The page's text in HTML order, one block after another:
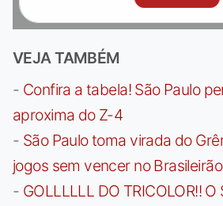
VEJA TAMBÉM
- Confira a tabela! São Paulo
aproxima do Z-4
- São Paulo toma virada do
jogos sem vencer no Brasileirão
- GOLLLLLL DO TRICOLOR!!